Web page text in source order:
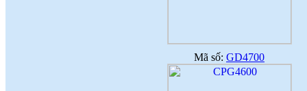
Mã số: GD4700